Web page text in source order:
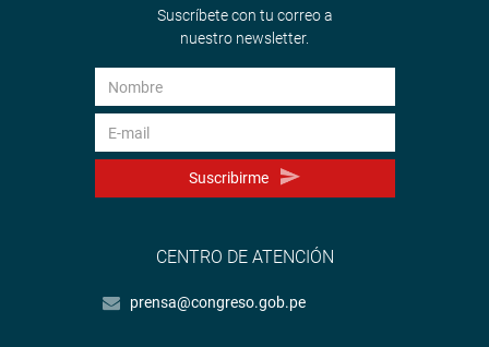
goo.gl/Ty5Tto
http://www.congreso.gob.pe/
Facebook:https://goo.gl/s5t7XN
https://goo.gl/iMywRR
https://goo.gl/VBXBNk
fotografia.congreso.gob.pe
Suscríbete con tu correo a
nuestro newsletter.
Suscribirme
CENTRO DE ATENCIÓN
prensa@congreso.gob.pe